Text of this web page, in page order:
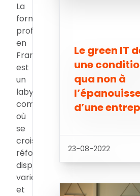
La
formation
professionnelle
en
France
est
un
labyrinthe
complexe
où
se
croisent
réformes,
dispositifs
variés
et
Le green IT
une
qua non à
d’une
23-08-2022